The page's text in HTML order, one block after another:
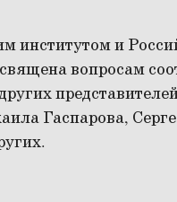
институтом и
вопросам
Гаспарова,